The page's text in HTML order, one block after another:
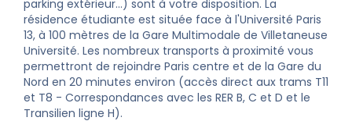
parking extérieur...) sont à votre disposition. La
résidence étudiante est située face à l'Université Paris
13, à 100 mètres de la Gare Multimodale de Villetaneuse
Université. Les nombreux transports à proximité vous
permettront de rejoindre Paris centre et de la Gare du
Nord en 20 minutes environ (accès direct aux trams T11
et T8 - Correspondances avec les RER B, C et D et le
Transilien ligne H).